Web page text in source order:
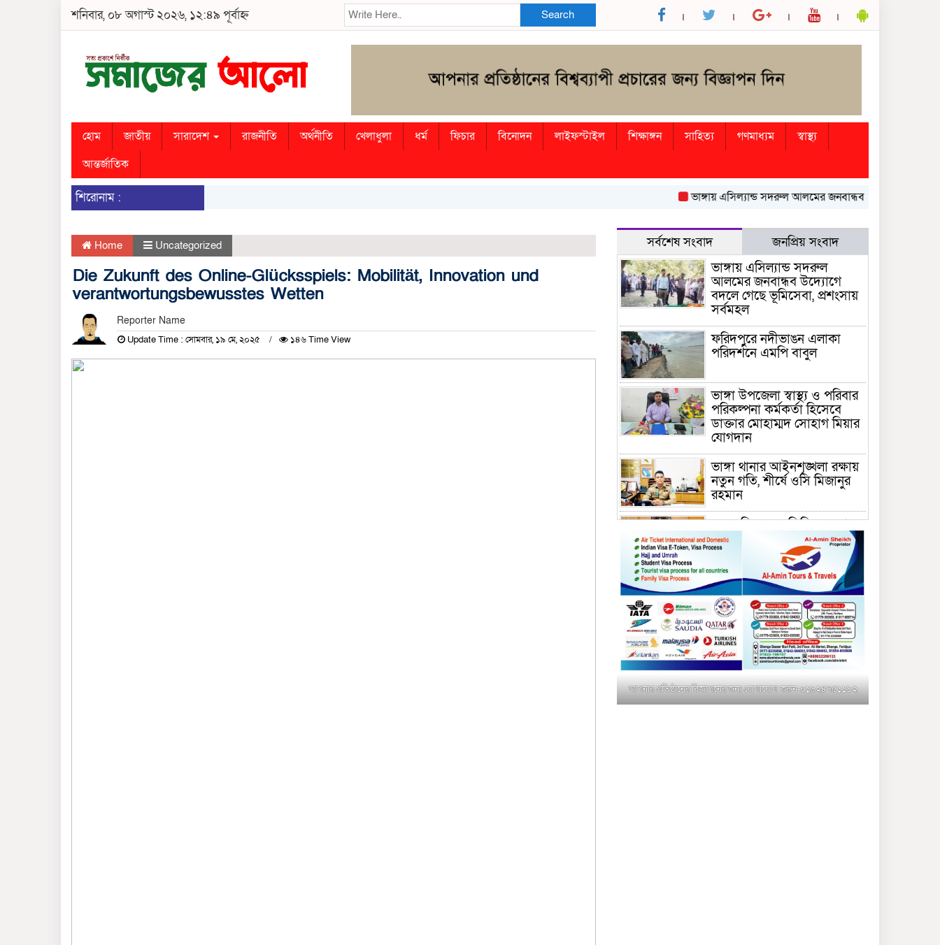
শনিবার, ০৮ অগাস্ট ২০২৬, ১২:৪৯ পূর্বাহ্ন Search
হোম জাতীয় সারাদেশ রাজনীতি অর্থনীতি খেলাধুলা ধর্ম ফিচার বিনোদন লাইফস্টাইল শিক্ষাঙ্গন সাহিত্য গণমাধ্যম
স্বাস্থ্য
আন্তর্জাতিক
শিরোনাম : ভাঙ্গায় এসিল্যান্ড সদরুল আলমের জনবান্ধব উদ্যোগে বদলে গেছে
Home Uncategorized
Die Zukunft des Online-Glücksspiels: Mobilität, Innovation und
verantwortungsbewusstes Wetten
Reporter Name
Update Time : সোমবার, ১৯ মে, ২০২৫ ১৪৬ Time View
সর্বশেষ সংবাদ জনপ্রিয় সংবাদ
ভাঙ্গায় এসিল্যান্ড সদরুল
আলমের জনবান্ধব উদ্যোগে
বদলে গেছে ভূমিসেবা, প্রশংসায়
সর্বমহল
ফরিদপুরে নদীভাঙন এলাকা
পরিদর্শনে এমপি বাবুল
ভাঙ্গা উপজেলা স্বাস্থ্য ও পরিবার
পরিকল্পনা কর্মকর্তা হিসেবে
ডাক্তার মোহাম্মদ সোহাগ মিয়ার
যোগদান
ভাঙ্গা থানার আইনশৃঙ্খলা রক্ষায়
নতুন গতি, শীর্ষে ওসি মিজানুর
রহমান
ময়মনসিংহের অতিরিক্ত জেলা
প্রশাসক (রাজস্ব) আজিম উদ্দিন
ভূমি মন্ত্রণালয়ে পদায়ন
সাবেক এমপির প্রেস সেক্রেটারি
রফিকের ক্ষমতার দাপট ও গণ-
অসন্তোষের তথ্য গায়েব করে
ত্রিশাল থানার সাজানো রিপোর্ট
মুক্তাগাছায় জুলাই শহীদ
সামিদের কবর জিয়ারত ও পৌর
কমিটির কার্যক্রম শুরু
শহিদুল ইসলাম বাবুলের হাত
আপনার প্রতিষ্ঠানের বিজ্ঞাপনের জন্য যোগাযোগ করুন-০১৯২৪৭৫১১৮২